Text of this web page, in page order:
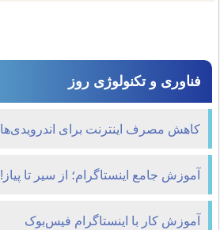
فناوری و تکنولوژی روز
کاهش مصرف اینترنت برای اندرویدی‌ها
آموزش جامع اینستاگرام؛ از سیر تا پیاز!
آموزش کار با اینستاگرام فیس‌بوک